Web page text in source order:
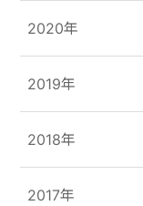
2020年
2019年
2018年
2017年